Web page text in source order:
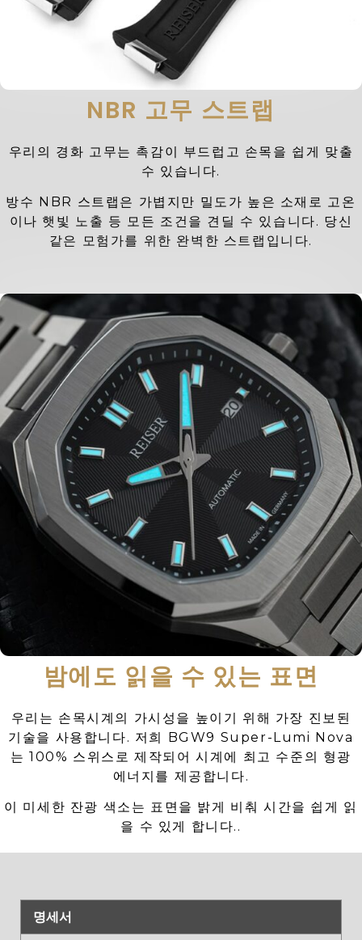
NBR 고무 스트랩
우리의 경화 고무는 촉감이 부드럽고 손목을 쉽게 맞출
수 있습니다.
방수 NBR 스트랩은 가볍지만 밀도가 높은 소재로 고온
이나 햇빛 노출 등 모든 조건을 견딜 수 있습니다. 당신
같은 모험가를 위한 완벽한 스트랩입니다.
밤에도 읽을 수 있는 표면
우리는 손목시계의 가시성을 높이기 위해 가장 진보된
기술을 사용합니다. 저희 BGW9 Super-Lumi Nova
는 100% 스위스로 제작되어 시계에 최고 수준의 형광
에너지를 제공합니다.
이 미세한 잔광 색소는 표면을 밝게 비춰 시간을 쉽게 읽
을 수 있게 합니다..
명세서